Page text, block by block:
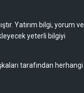
Yatırım bilgi, yorum ve
yeterli bilgiyi
tarafından herhangi